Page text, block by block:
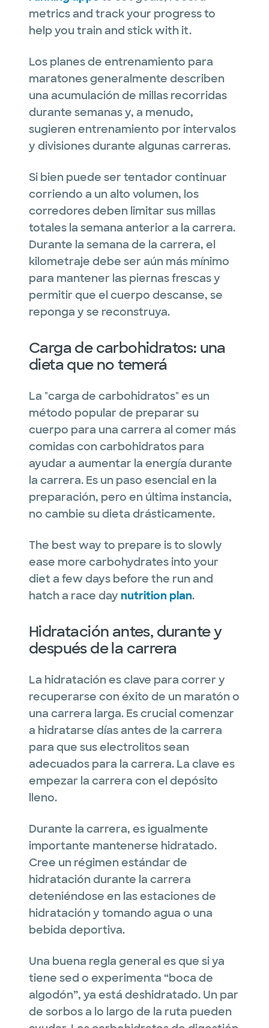
metrics and track your progress to
help you train and stick with it.
Los planes de entrenamiento para
maratones generalmente describen
una acumulación de millas recorridas
durante semanas y, a menudo,
sugieren entrenamiento por intervalos
y divisiones durante algunas carreras.
Si bien puede ser tentador continuar
corriendo a un alto volumen, los
corredores deben limitar sus millas
totales la semana anterior a la carrera.
Durante la semana de la carrera, el
kilometraje debe ser aún más mínimo
para mantener las piernas frescas y
permitir que el cuerpo descanse, se
reponga y se reconstruya.
Carga de carbohidratos: una
dieta que no temerá
La "carga de carbohidratos" es un
método popular de preparar su
cuerpo para una carrera al comer más
comidas con carbohidratos para
ayudar a aumentar la energía durante
la carrera. Es un paso esencial en la
preparación, pero en última instancia,
no cambie su dieta drásticamente.
The best way to prepare is to slowly
ease more carbohydrates into your
diet a few days before the run and
hatch a race day nutrition plan.
Hidratación antes, durante y
después de la carrera
La hidratación es clave para correr y
recuperarse con éxito de un maratón o
una carrera larga. Es crucial comenzar
a hidratarse días antes de la carrera
para que sus electrolitos sean
adecuados para la carrera. La clave es
empezar la carrera con el depósito
lleno.
Durante la carrera, es igualmente
importante mantenerse hidratado.
Cree un régimen estándar de
hidratación durante la carrera
deteniéndose en las estaciones de
hidratación y tomando agua o una
bebida deportiva.
Una buena regla general es que si ya
tiene sed o experimenta “boca de
algodón”, ya está deshidratado. Un par
de sorbos a lo largo de la ruta pueden